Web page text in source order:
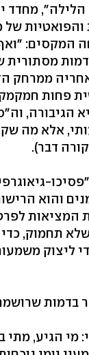
מחדד
של
המקסים: "ואף
מסתורית
ממרחק
פחות
הגיבורה,
אלא מה
דבר).
והוא
המציאות
שלא תחמוק,
ליצוק
בדמות
הגיע, מתי